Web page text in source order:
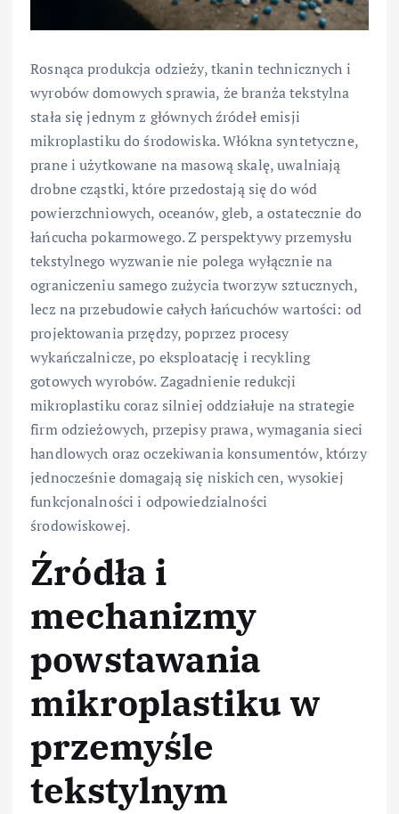
Rosnąca produkcja odzieży, tkanin technicznych i
wyrobów domowych sprawia, że branża tekstylna
stała się jednym z głównych źródeł emisji
mikroplastiku do środowiska. Włókna syntetyczne,
prane i użytkowane na masową skalę, uwalniają
drobne cząstki, które przedostają się do wód
powierzchniowych, oceanów, gleb, a ostatecznie do
łańcucha pokarmowego. Z perspektywy przemysłu
tekstylnego wyzwanie nie polega wyłącznie na
ograniczeniu samego zużycia tworzyw sztucznych,
lecz na przebudowie całych łańcuchów wartości: od
projektowania przędzy, poprzez procesy
wykańczalnicze, po eksploatację i recykling
gotowych wyrobów. Zagadnienie redukcji
mikroplastiku coraz silniej oddziałuje na strategie
firm odzieżowych, przepisy prawa, wymagania sieci
handlowych oraz oczekiwania konsumentów, którzy
jednocześnie domagają się niskich cen, wysokiej
funkcjonalności i odpowiedzialności
środowiskowej.
Źródła i
mechanizmy
powstawania
mikroplastiku w
przemyśle
tekstylnym